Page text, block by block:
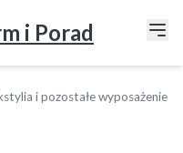
i Porad
i pozostałe wyposażenie